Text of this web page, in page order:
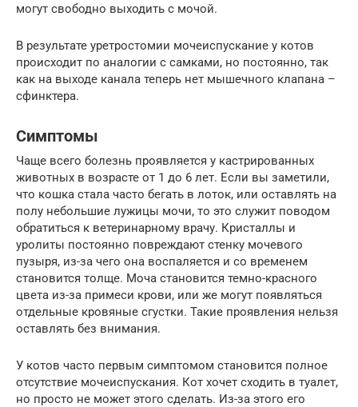
могут свободно выходить с мочой.
В результате уретростомии мочеиспускание у котов
происходит по аналогии с самками, но постоянно, так
как на выходе канала теперь нет мышечного клапана –
сфинктера.
Симптомы
Чаще всего болезнь проявляется у кастрированных
животных в возрасте от 1 до 6 лет. Если вы заметили,
что кошка стала часто бегать в лоток, или оставлять на
полу небольшие лужицы мочи, то это служит поводом
обратиться к ветеринарному врачу. Кристаллы и
уролиты постоянно повреждают стенку мочевого
пузыря, из-за чего она воспаляется и со временем
становится толще. Моча становится темно-красного
цвета из-за примеси крови, или же могут появляться
отдельные кровяные сгустки. Такие проявления нельзя
оставлять без внимания.
У котов часто первым симптомом становится полное
отсутствие мочеиспускания. Кот хочет сходить в туалет,
но просто не может этого сделать. Из-за этого его